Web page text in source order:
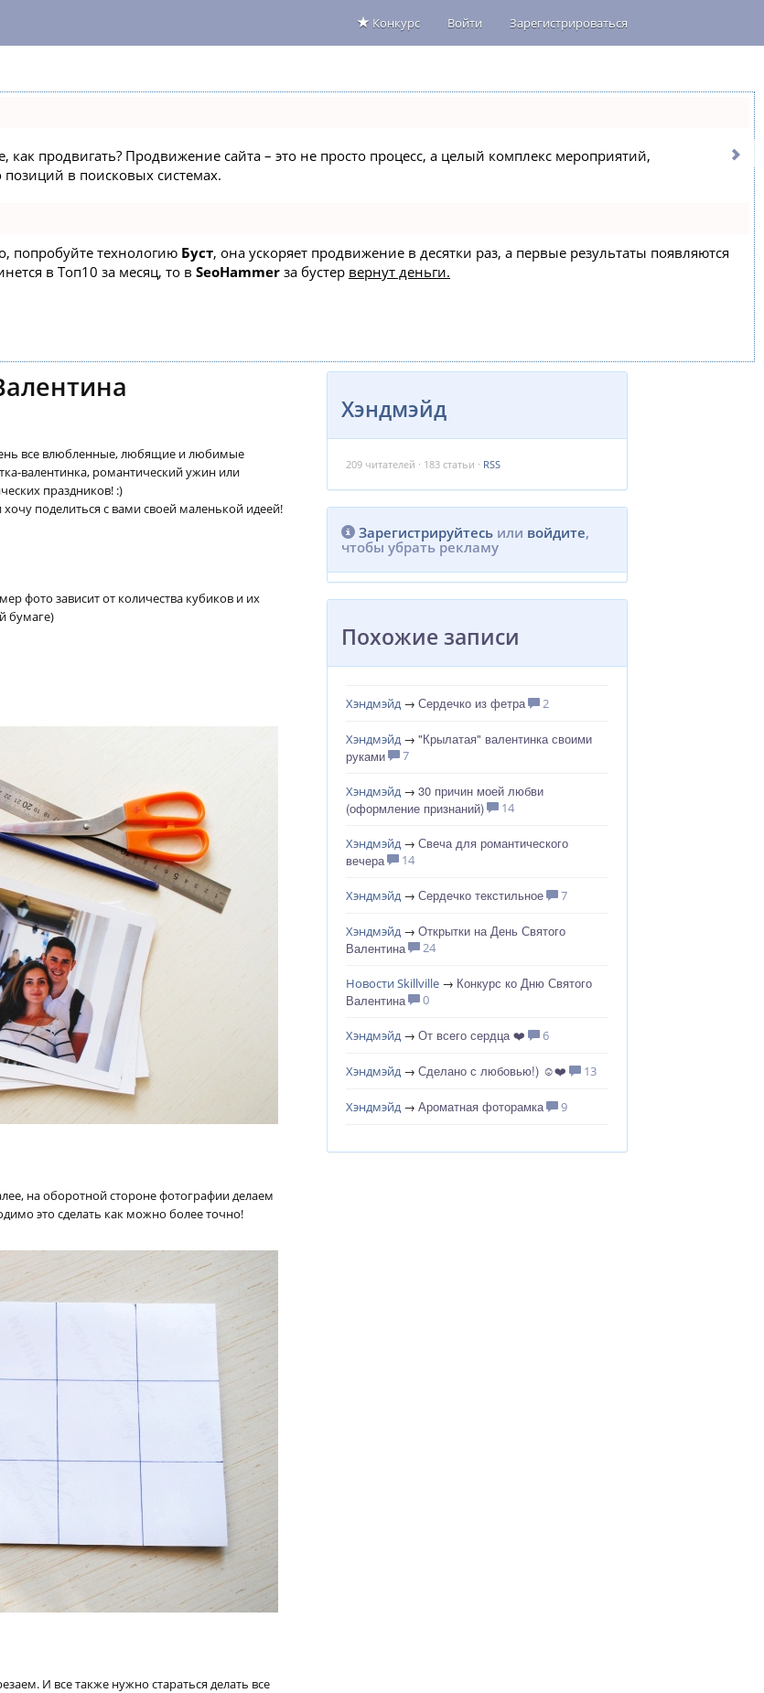
Конкурс Войти Зарегистрироваться
как продвигать? Продвижение сайта – это не просто процесс, а целый комплекс мероприятий,
в поисковых системах.
попробуйте технологию Буст, она ускоряет продвижение в десятки раз, а первые результаты появляются
в Топ10 за месяц, то в SeoHammer за бустер вернут деньги.
все влюбленные, любящие и любимые
валентинка, романтический ужин или
праздников! :)
поделиться с вами своей маленькой идеей!
фото зависит от количества кубиков и их
бумаге)
на оборотной стороне фотографии делаем
это сделать как можно более точно!
И все также нужно стараться делать все
Хэндмэйд
209 читателей · 183 статьи · RSS
Зарегистрируйтесь или войдите,
чтобы убрать рекламу
Похожие записи
Хэндмэйд→Сердечко из фетра 2
Хэндмэйд→"Крылатая" валентинка своими
руками 7
Хэндмэйд→30 причин моей любви
(оформление признаний) 14
Хэндмэйд→Свеча для романтического
вечера 14
Хэндмэйд→Сердечко текстильное 7
Хэндмэйд→Открытки на День Святого
Валентина 24
Новости Skillville → Конкурс ко Дню Святого
Валентина 0
Хэндмэйд→От всего сердца ❤️ 6
Хэндмэйд→Сделано с любовью!) ☺️❤️ 13
Хэндмэйд→Ароматная фоторамка 9